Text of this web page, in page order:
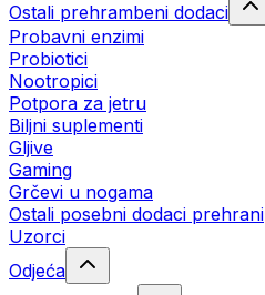
Ostali prehrambeni dodaci
Probavni enzimi
Probiotici
Nootropici
Potpora za jetru
Biljni suplementi
Gljive
Gaming
Grčevi u nogama
Ostali posebni dodaci prehrani
Uzorci
Odjeća